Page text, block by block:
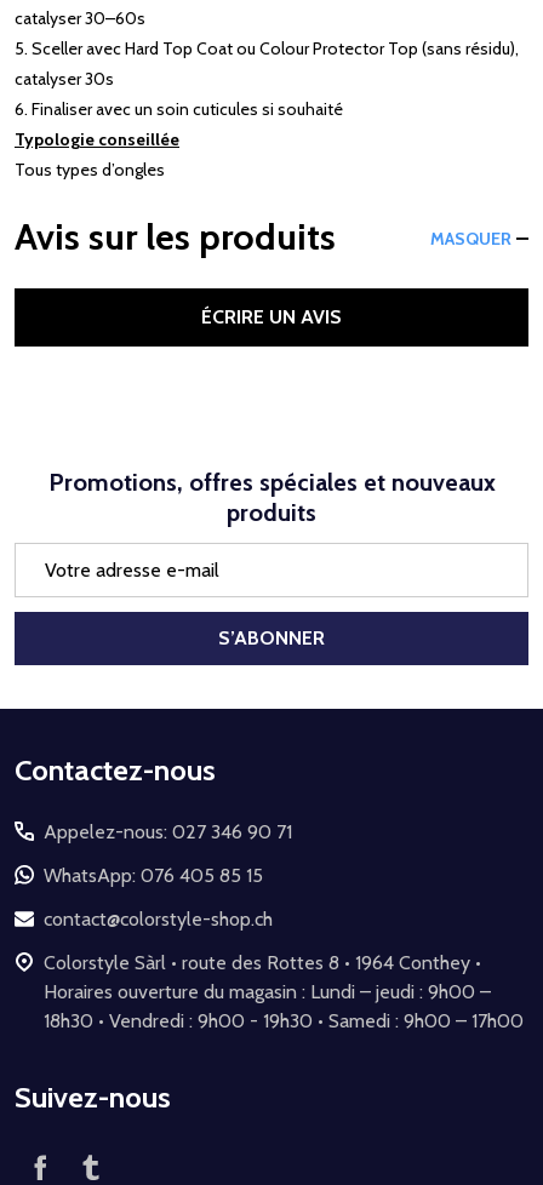
catalyser 30–60s
5. Sceller avec Hard Top Coat ou Colour Protector Top (sans résidu),
catalyser 30s
6. Finaliser avec un soin cuticules si souhaité
Typologie conseillée
Tous types d’ongles
Avis sur les produits MASQUER
ÉCRIRE UN AVIS
Promotions, offres spéciales et nouveaux
produits
mail
S’ABONNER
Début
pied
de
page
Contactez-nous
Appelez-nous: 027 346 90 71
WhatsApp: 076 405 85 15
contact@colorstyle-shop.ch
Colorstyle Sàrl • route des Rottes 8 • 1964 Conthey •
Horaires ouverture du magasin : Lundi – jeudi : 9h00 –
18h30 • Vendredi : 9h00 - 19h30 • Samedi : 9h00 – 17h00
Suivez-nous